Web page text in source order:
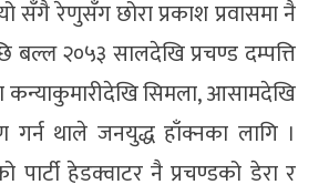
सँगै रेणुसँग छोरा प्रकाश प्रवासमा नै
बल्ल २०५३ सालदेखि प्रचण्ड दम्पत्ति
कन्याकुमारीदेखि सिमला, आसामदेखि
गर्न थाले जनयुद्ध हाँक्नका लागि ।
पार्टी हेडक्वाटर नै प्रचण्डको डेरा र